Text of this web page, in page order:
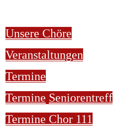
Unsere Chöre
Veranstaltungen
Termine
Termine Seniorentreff
Termine Chor 111